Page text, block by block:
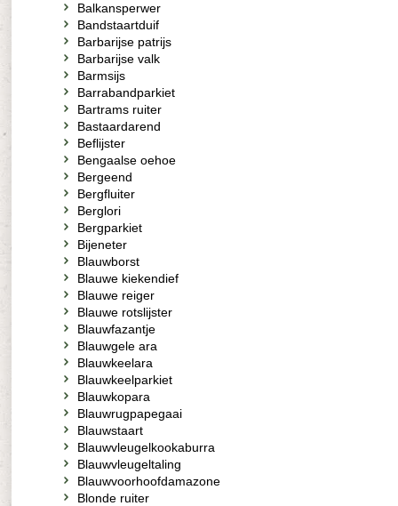
Balkansperwer
Bandstaartduif
Barbarijse patrijs
Barbarijse valk
Barmsijs
Barrabandparkiet
Bartrams ruiter
Bastaardarend
Beflijster
Bengaalse oehoe
Bergeend
Bergfluiter
Berglori
Bergparkiet
Bijeneter
Blauwborst
Blauwe kiekendief
Blauwe reiger
Blauwe rotslijster
Blauwfazantje
Blauwgele ara
Blauwkeelara
Blauwkeelparkiet
Blauwkopara
Blauwrugpapegaai
Blauwstaart
Blauwvleugelkookaburra
Blauwvleugeltaling
Blauwvoorhoofdamazone
Blonde ruiter